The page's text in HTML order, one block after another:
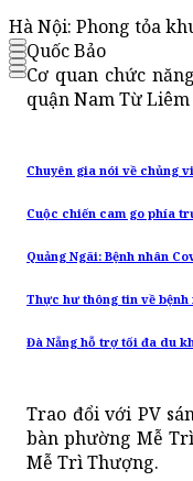
Hà Nội: Phong tỏa
Quốc Bảo
Cơ quan chức
quận Nam Từ
Chuyên gia nói về chủng
Cuộc chiến cam go phía
Quảng Ngãi: Bệnh nhân
Thực hư thông tin về bệnh
Đà Nẵng hỗ trợ tối đa du
Trao đổi với PV
bàn phường Mễ
Mễ Trì Thượng.